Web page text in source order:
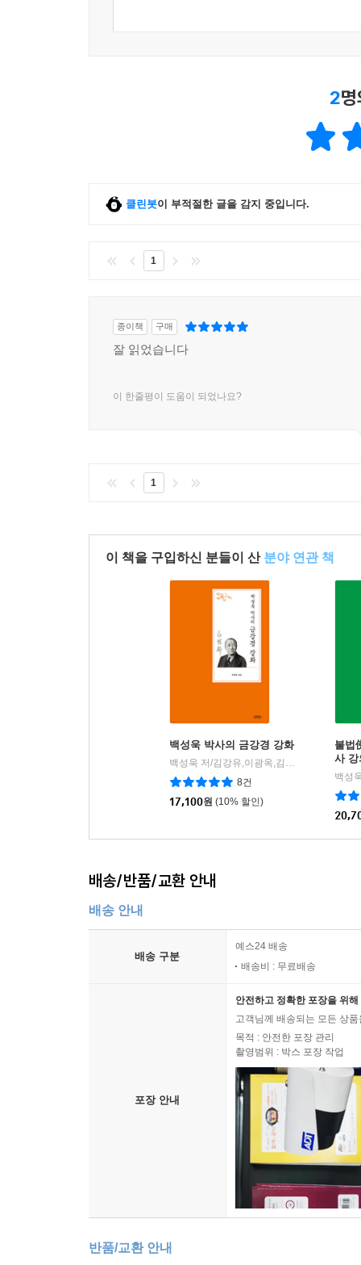
상대방과 대화를 할 때 ‘안 된다’라는 말은 가급적
--- p. 576
다음 생에는 다시 만나기 어려우나, 함께 수도하
‘부처님 날 좋게 해주십시오’ 하는 것보다는 ‘부처
--- p. 791
육체는 규칙적으로 움직이고, 정신은 절대로 가만
같이 하는 것이 닦는 사람이 그 마음을 항복받는 방
올라오는 여러 가지 분별들을 억누르지 않고
수행의 방편과 실제를 밝힌 살아 있는 지침서
지침뿐 아니라, 수행자들이 여러 상황에서 마주
나아가 수행의 방법론에 그치는 것이 아니라, 수
“공부하는 사람은 항상 자신의 마음만을 관찰
있다. 그것은 공부를 이루기까지 머리에 붙은 불
알아야 한다.” _p. 312
“‘고맙습니다’ 하는 마음을 일부러라도 내는 연
쉽고 기쁨이 오래 유지되기 어려우나, 부처님께 ‘
동서양의 가르침을 융합한 선구자적 시대관
백성욱 박사는 자신과 세계를 바라보는 넓고 깊은
일제강점기의 억압과 해방기의 혼란상, 한국전
동양의 상황을 비관적으로 판단하는 대신, 당신
정신적 가치가 바로 우리 동양의 정신에 있음을
나타내준다.
이와 같은 바탕을 두고 백성욱 박사는 당신을
마음공부와 수양의 방법을 쉽게 풀어서 설명한다.
분석하지 않고도 종합해서 느닷없이 그냥 알아지
분별심이 소멸되고 마음이 밝아지면 나와 너의
사라지게 되며 이들이 모두 다른 것이 아님을
보면 동양의 성현들이 말하는 지혜와 서양식 표현
도통한 이들의 판단은 과거의 경험을 분석하는
“나폴레옹이 힘으로 유럽 대륙을 휩쓴 영웅이
몸뚱이 착을 닦아서 저절로 나오는 것이다. 닦는
두려워하지 않을 때 참 지혜가 나오는 법이다. 나
2
클린봇이 부적절한 글을 감지 중입니다.
1
종이책 구매
잘 읽었습니다
이 한줄평이 도움이 되었나요?
1
이 책을 구입하신 분들이 산 분야 연관 책
백성욱 박사의 금강경 강화
백성욱 저/김강유,이광옥,김원수 편
김영사
8건
17,100원 (10% 할인)
불법
사 강
백성
배송/반품/교환 안내
배송 안내
배송 구분
예스24 배송
배송비 : 무료배송
포장 안내
안전하고 정확한 포장을 위
고객님께 배송되는 모든 상
목적 : 안전한 포장 관리
촬영범위 : 박스 포장 작업
반품/교환 안내